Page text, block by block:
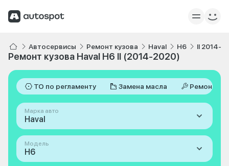
Автосервисы Ремонт кузова Haval H6 II 2014-
Ремонт кузова Haval H6 II (2014-2020)
ТО по регламенту Замена масла Ремонт
Марка авто
Haval
Модель
H6